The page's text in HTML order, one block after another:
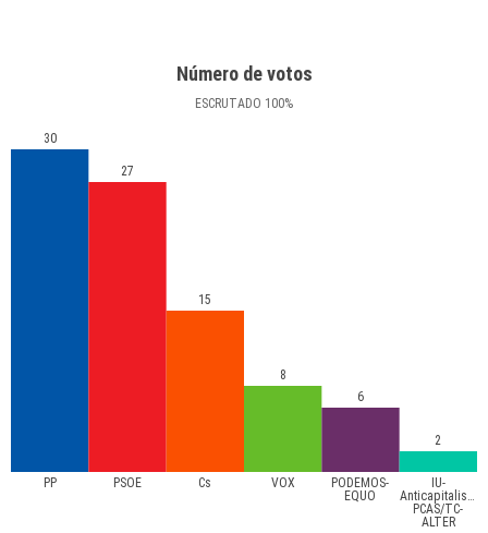
Número de votos
ESCRUTADO 100%
PP PSOE Cs VOX
PODEMOS-
EQUO
IU-
Anticapitalistas-
PCAS/TC-
ALTER
30
27
15
8
6
2